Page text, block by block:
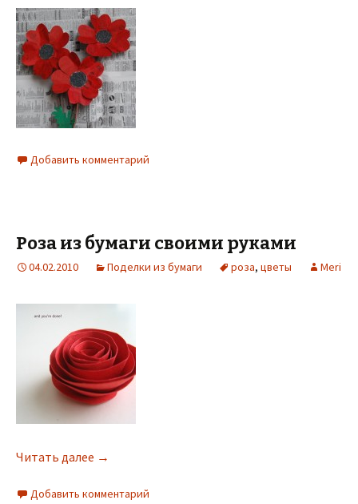
Добавить комментарий
Роза из бумаги своими руками
04.02.2010 Поделки из бумаги роза, цветы Meri
Читать далее →
Добавить комментарий